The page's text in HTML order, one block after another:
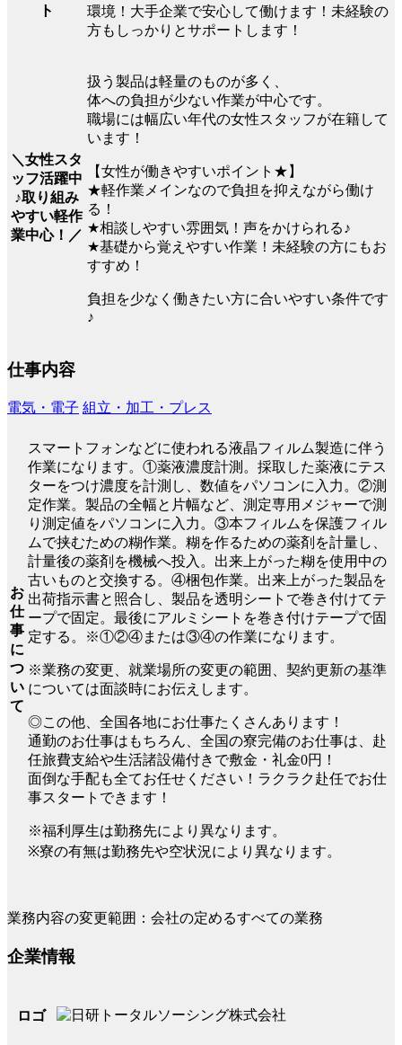
ト
環境！大手企業で安心して働けます！未経験の
方もしっかりとサポートします！
＼女性スタ
ッフ活躍中
♪取り組み
やすい軽作
業中心！／
扱う製品は軽量のものが多く、
体への負担が少ない作業が中心です。
職場には幅広い年代の女性スタッフが在籍して
います！
【女性が働きやすいポイント★】
★軽作業メインなので負担を抑えながら働け
る！
★相談しやすい雰囲気！声をかけられる♪
★基礎から覚えやすい作業！未経験の方にもお
すすめ！
負担を少なく働きたい方に合いやすい条件です
♪
仕事内容
電気・電子 組立・加工・プレス
お
仕
事
に
つ
い
て
スマートフォンなどに使われる液晶フィルム製造に伴う
作業になります。①薬液濃度計測。採取した薬液にテス
ターをつけ濃度を計測し、数値をパソコンに入力。②測
定作業。製品の全幅と片幅など、測定専用メジャーで測
り測定値をパソコンに入力。③本フィルムを保護フィル
ムで挟むための糊作業。糊を作るための薬剤を計量し、
計量後の薬剤を機械へ投入。出来上がった糊を使用中の
古いものと交換する。④梱包作業。出来上がった製品を
出荷指示書と照合し、製品を透明シートで巻き付けてテ
ープで固定。最後にアルミシートを巻き付けテープで固
定する。※①②④または③④の作業になります。
※業務の変更、就業場所の変更の範囲、契約更新の基準
については面談時にお伝えします。
◎この他、全国各地にお仕事たくさんあります！
通勤のお仕事はもちろん、全国の寮完備のお仕事は、赴
任旅費支給や生活諸設備付きで敷金・礼金0円！
面倒な手配も全てお任せください！ラクラク赴任でお仕
事スタートできます！
※福利厚生は勤務先により異なります。
※寮の有無は勤務先や空状況により異なります。
業務内容の変更範囲：会社の定めるすべての業務
企業情報
ロゴ